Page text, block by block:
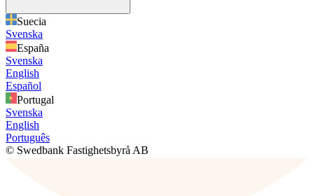
Suecia
Svenska
España
Svenska
English
Español
Portugal
Svenska
English
Português
© Swedbank Fastighetsbyrå AB